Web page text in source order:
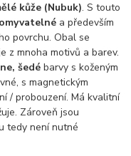
kůže (Nubuk). S touto
a především
povrchu. Obal se
z mnoha motivů a barev.
šedébarvy s koženým
s magnetickým
/ probouzení. Má kvalitní
Zároveň jsou
tedy není nutné